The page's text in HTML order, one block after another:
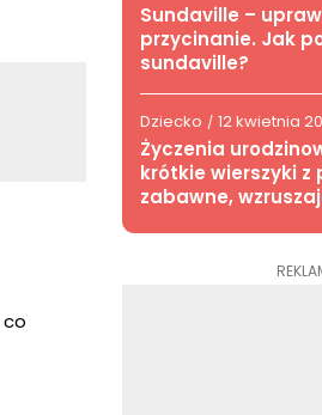
Sundaville –
przycinanie. Jak
sundaville?
Dziecko / 12 kwietnia
Życzenia
krótkie wierszyki z
zabawne,